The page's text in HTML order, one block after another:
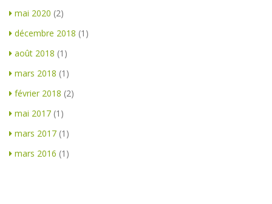
mai 2020 (2)
décembre 2018 (1)
août 2018 (1)
mars 2018 (1)
février 2018 (2)
mai 2017 (1)
mars 2017 (1)
mars 2016 (1)